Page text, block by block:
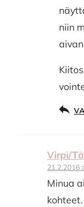
niin
Virpi/
21.2.2016
Minua